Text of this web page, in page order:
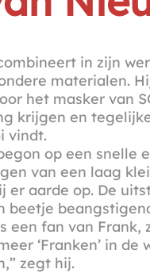
in zijn
materialen.
het masker van
krijgen en
vindt.
op een snelle
van een laag
er aarde op. De
beetje
een fan van Frank,
‘Franken’ in
zegt hij.